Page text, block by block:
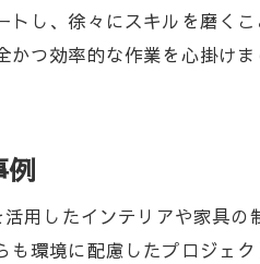
じた自然保護意識の向上
素材でエコな住まいを作ろう
実現するエコロジカルな建築
活かしたエネルギー効率の良
し、徐々にスキルを磨く
つ効率的な作業を心掛け
例
用したインテリアや家具
環境に配慮したプロジェ